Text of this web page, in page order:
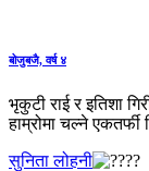
बोजुबजै, वर्ष ४
भृकुटी राई र इतिशा
हाम्रोमा चल्ने
सुनिता लोहनी